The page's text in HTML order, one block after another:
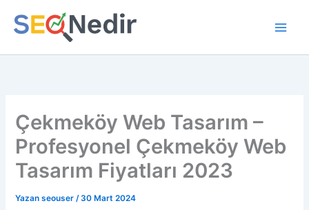
atla
Çekmeköy Web Tasarım –
Profesyonel Çekmeköy Web
Tasarım Fiyatları 2023
Yazan seouser/30 Mart 2024